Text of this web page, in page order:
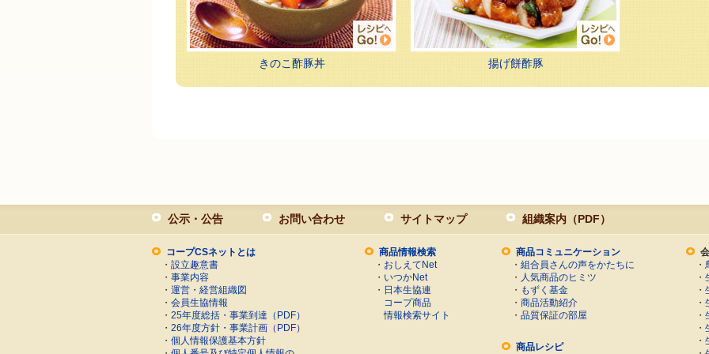
きのこ酢豚丼 揚げ餅酢豚
公示・公告 お問い合わせ サイトマップ 組織案内（PDF）
コープCSネットとは
・ 設立趣意書
・ 事業内容
・ 運営・経営組織図
・ 会員生協情報
・ 25年度総括・事業到達（PDF）
・ 26年度方針・事業計画（PDF）
・ 個人情報保護基本方針
商品情報検索
・ おしえてNet
・ いつかNet
・ 日本生協連
コープ商品
情報検索サイト
商品コミュニケーション
・ 組合員さんの声をかたちに
・ 人気商品のヒミツ
・ もずく基金
・ 商品活動紹介
・ 品質保証の部屋
商品レシピ
・
・
・
・
・
・
・